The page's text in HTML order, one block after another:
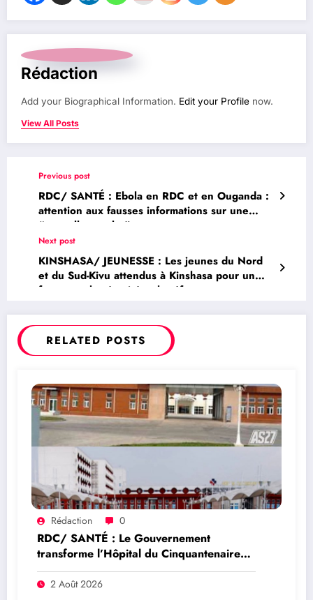
Rédaction
Add your Biographical Information. Edit your Profile now.
View All Posts
Previous post
RDC/ SANTÉ : Ebola en RDC et en Ouganda :
attention aux fausses informations sur une
“nouvelle souche”
Next post
KINSHASA/ JEUNESSE : Les jeunes du Nord
et du Sud-Kivu attendus à Kinshasa pour un
forum sur la sécurité et la réforme
RELATED POSTS
Rédaction 0
RDC/ SANTÉ : Le Gouvernement
transforme l’Hôpital du Cinquantenaire
en Centre Hospitalier Universitaire
entièrement public
2 Août 2026